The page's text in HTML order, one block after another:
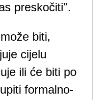
preskočiti".
biti,
cijelu
ili će biti po
formalno-